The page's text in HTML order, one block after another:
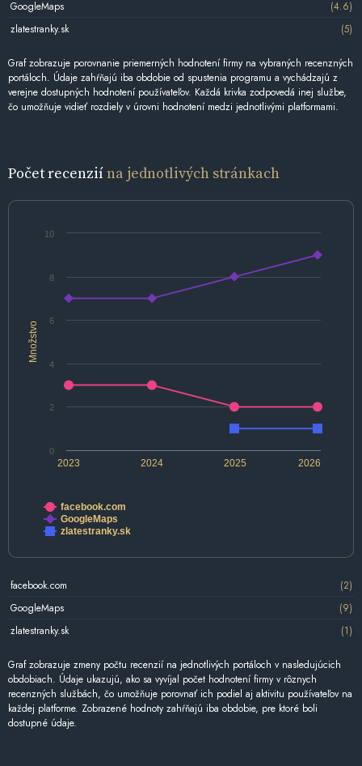
GoogleMaps
(4.6)
zlatestranky.sk
(5)
Graf zobrazuje porovnanie priemerných hodnotení firmy na vybraných recenzných
portáloch. Údaje zahŕňajú iba obdobie od spustenia programu a vychádzajú z
verejne dostupných hodnotení používateľov. Každá krivka zodpovedá inej službe,
čo umožňuje vidieť rozdiely v úrovni hodnotení medzi jednotlivými platformami.
Počet recenziína jednotlivých stránkach
Množstvo
2024 2026
2023 2025
0
2
4
6
8
10
facebook.com
GoogleMaps
zlatestranky.sk
facebook.com
(2)
GoogleMaps
(9)
zlatestranky.sk
(1)
Graf zobrazuje zmeny počtu recenzií na jednotlivých portáloch v nasledujúcich
obdobiach. Údaje ukazujú, ako sa vyvíjal počet hodnotení firmy v rôznych
recenzných službách, čo umožňuje porovnať ich podiel aj aktivitu používateľov na
každej platforme. Zobrazené hodnoty zahŕňajú iba obdobie, pre ktoré boli
dostupné údaje.